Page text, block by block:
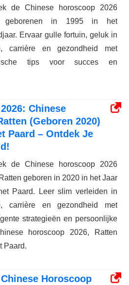
de Chinese horoscoop 2026
geborenen in 1995 in het
Ervaar gulle fortuin, geluk in
carrière en gezondheid met
tips voor succes en
Chinese
(Geboren 2020)
Paard – Ontdek Je
de Chinese horoscoop 2026
geboren in 2020 in het Jaar
Paard. Leer slim verleiden in
carrière en gezondheid met
strategieën en persoonlijke
horoscoop 2026, Ratten
Paard.
Horoscoop